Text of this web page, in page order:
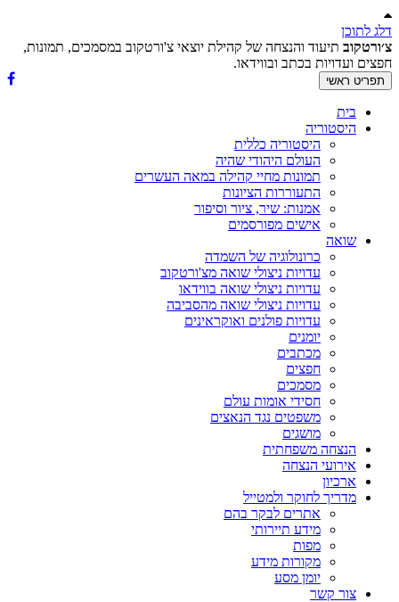
דלג לתוכן
צ׳ורטקוב תיעוד והנצחה של קהילת יוצאי צ'ורטקוב במסמכים, תמונות,
חפצים ועדויות בכתב ובווידאו.
תפריט ראשי
בית
היסטוריה
היסטוריה כללית
העולם היהודי שהיה
תמונות מחיי קהילה במאה העשרים
התעוררות הציונות
אמנות: שיר, ציור וסיפור
אישים מפורסמים
שואה
כרונולוגיה של השמדה
עדויות ניצולי שואה מצ'ורטקוב
עדויות ניצולי שואה בווידאו
עדויות ניצולי שואה מהסביבה
עדויות פולנים ואוקראינים
יומנים
מכתבים
חפצים
מסמכים
חסידי אומות עולם
משפטים נגד הנאצים
מושגים
הנצחה משפחתית
אירועי הנצחה
ארכיון
מדריך לחוקר ולמטייל
אתרים לבקר בהם
מידע תיירותי
מפות
מקורות מידע
יומן מסע
צור קשר